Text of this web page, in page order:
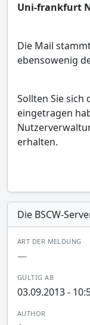
Uni-frankfurt
Die Mail
ebensowenig
Sollten Sie sich
eingetragen
erhalten.
Die BSCW-
ART DER MELDUNG
—
GÜLTIG AB
03.09.2013 -
AUTHOR